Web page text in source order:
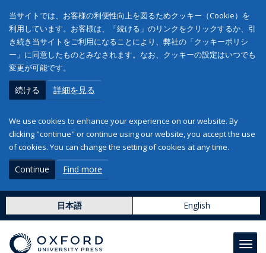
当サイトでは、お客様の利便性向上を図るためクッキー（Cookie）を
利用しています。お客様は、「続ける」のリンクをクリックするか、引
き続き当サイトをご利用になることにより、弊社の「クッキーポリシ
ー」に同意したものとみなされます。なお、クッキーの設定はいつでも
変更が可能です。
続ける 詳細を見る
We use cookies to enhance your experience on our website. By
clicking "continue" or continue using our website, you accept the use
of cookies. You can change the setting of cookies at any time.
Continue Find more
日本語 English